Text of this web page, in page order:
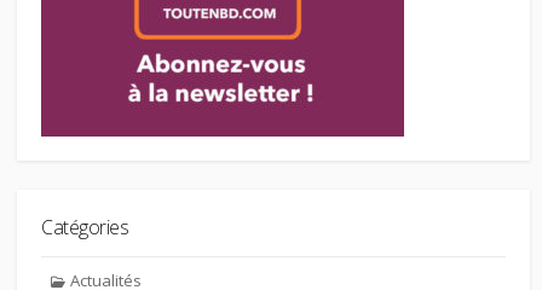
Catégories
Actualités